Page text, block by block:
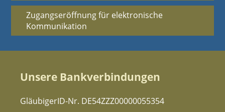
Zugangseröffnung für elektronische
Kommunikation
Unsere Bankverbindungen
GläubigerID-Nr. DE54ZZZ00000055354